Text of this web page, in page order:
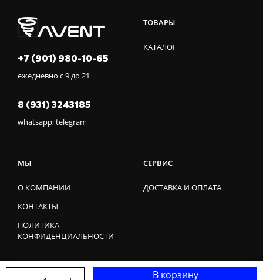
В корзину
+7 (901) 980-10-65
ежедневно с 9 до 21
8 (931) 3243185
whatsapp; telegram
ТОВАРЫ
КАТАЛОГ
МЫ
О КОМПАНИИ
КОНТАКТЫ
ПОЛИТИКА
КОНФИДЕНЦИАЛЬНОСТИ
СЕРВИС
ДОСТАВКА И ОПЛАТА